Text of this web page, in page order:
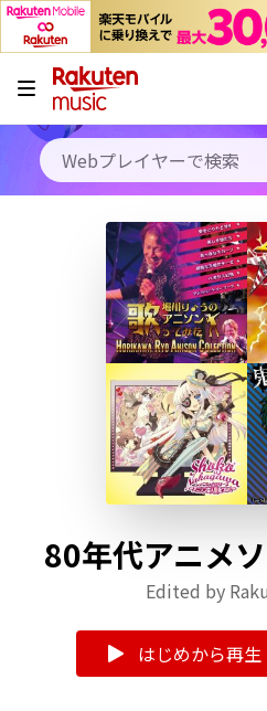
キャンペーン
料金プラン
使い方
初回30日間無料お試し
80年代アニメ
Edited by
はじめから再生